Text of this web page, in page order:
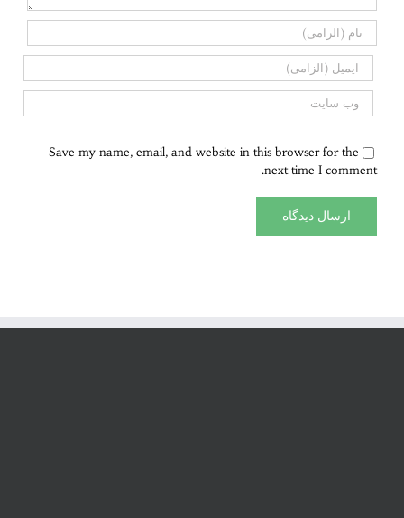
Save my name, email, and website in this browser for the
next time I comment.